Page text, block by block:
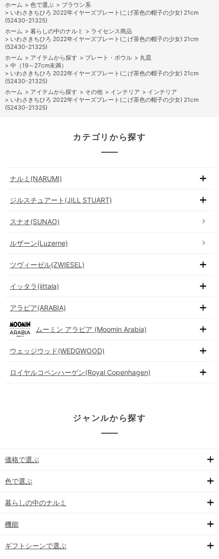
ホーム > 色で選ぶ > ブラウン系
> いわさきちひろ 2022年イヤーズプレート(こげ茶色の帽子の少女) 21cm
(52430-21325)
ホーム > 暮らしの中のナルミ > ライセンス商品
> いわさきちひろ 2022年イヤーズプレート(こげ茶色の帽子の少女) 21cm
(52430-21325)
ホーム > アイテムから探す > プレート・ボウル > 丸皿
> 中（19～27cm未満）
> いわさきちひろ 2022年イヤーズプレート(こげ茶色の帽子の少女) 21cm
(52430-21325)
ホーム > アイテムから探す > その他 > インテリア > インテリア
> いわさきちひろ 2022年イヤーズプレート(こげ茶色の帽子の少女) 21cm
(52430-21325)
カテゴリから探す
ナルミ(NARUMI)
ジルスチュアート(JILL STUART)
スナオ(SUNAO)
ルザーン(Luzerne)
ツヴィーゼル(ZWIESEL)
イッタラ(iittala)
アラビア(ARABIA)
ムーミン アラビア (Moomin Arabia)
ウェッジウッド(WEDGWOOD)
ロイヤルコペンハーゲン(Royal Copenhagen)
ジャンルから探す
価格で選ぶ
色で選ぶ
暮らしの中のナルミ
機能
ギフトシーンで選ぶ